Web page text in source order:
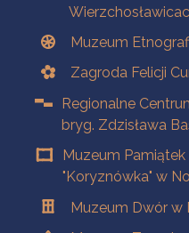
Muzeum
Zagroda Felicji
Regionalne
bryg. Zdzisława
Muzeum
"Koryznówka" w
Muzeum Dwór w